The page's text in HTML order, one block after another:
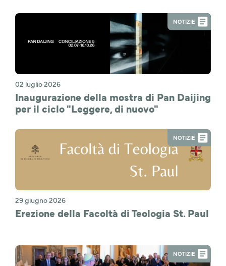
NOTIZIE
02 luglio 2026
Inaugurazione della mostra di Pan Daijing
per il ciclo "Leggere, di nuovo"
NOTIZIE
29 giugno 2026
Erezione della Facoltà di Teologia St. Paul
NOTIZIE